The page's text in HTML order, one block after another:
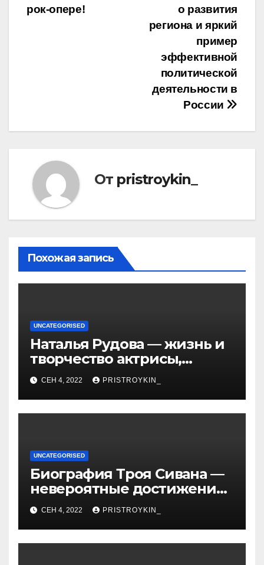
о развития
региона и яркий
пример
эффективной
политической
деятельности в
России
рок-опере!
От pristroykin_
Похожая запись
UNCATEGORISED
Наталья Рудова — жизнь и
творчество актрисы,
популярные фильмы и
личные подробности
СЕН 4, 2022 PRISTROYKIN_
UNCATEGORISED
Биография Троя Сивана —
невероятные достижения,
искристая карьера и
тайная личная жизнь гуру
YouTube
СЕН 4, 2022 PRISTROYKIN_